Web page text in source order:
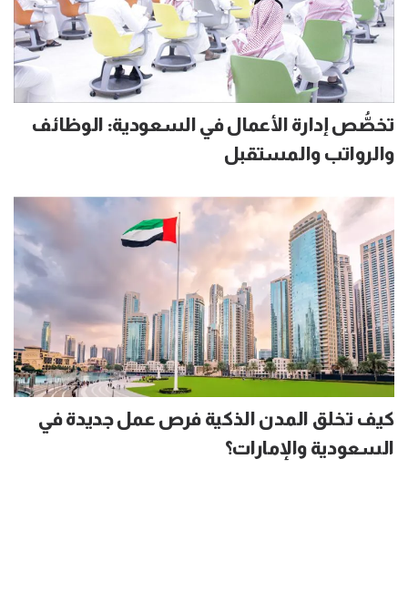
تخصُّص إدارة الأعمال في السعودية: الوظائف
والرواتب والمستقبل
كيف تخلق المدن الذكية فرص عمل جديدة في
السعودية والإمارات؟